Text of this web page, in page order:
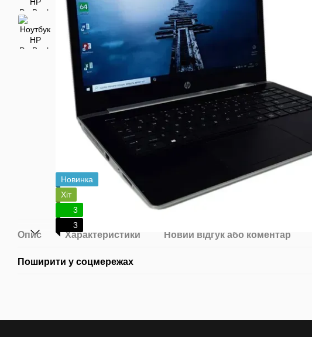
Новинка
Хіт
3
3
Опис Характеристики Новий відгук або коментар
Поширити у соцмережах